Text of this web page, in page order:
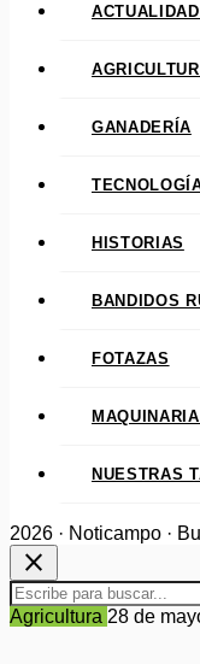
GANADERÍA
HISTORIAS
BANDIDOS
FOTAZAS
NUESTRAS
2026 · Noticampo ·
close
Agricultura 28 de